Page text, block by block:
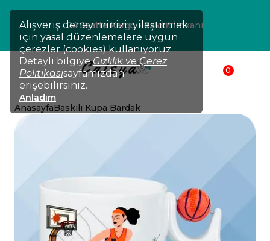
Alışveriş deneyiminizi iyileştirmek
için yasal düzenlemelere uygun
çerezler (cookies) kullanıyoruz.
Detaylı bilgiye Gizlilik ve Çerez
Politikasısayfamızdan
erişebilirsiniz.
Anladım
Kargo 24 Saatte Kargo
0
AnasayfaBaskılı Kupa Bardak